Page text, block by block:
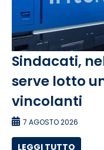
Sindacati,
serve lotto
vincolanti
7 AGOSTO 2026
LEGGI TUTTO